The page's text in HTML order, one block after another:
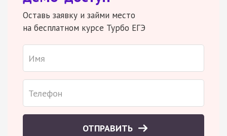
Оставь заявку и займи место
на бесплатном курсе Турбо ЕГЭ
ОТПРАВИТЬ